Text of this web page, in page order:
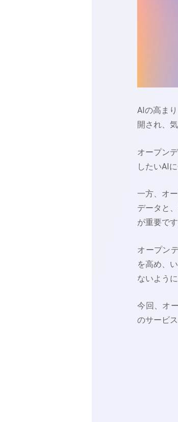
AIの高ま
開され、
オープン
したいAI
一方、オ
データと
が重要です
オープン
を高め、
ないよう
今回、オ
のサービ